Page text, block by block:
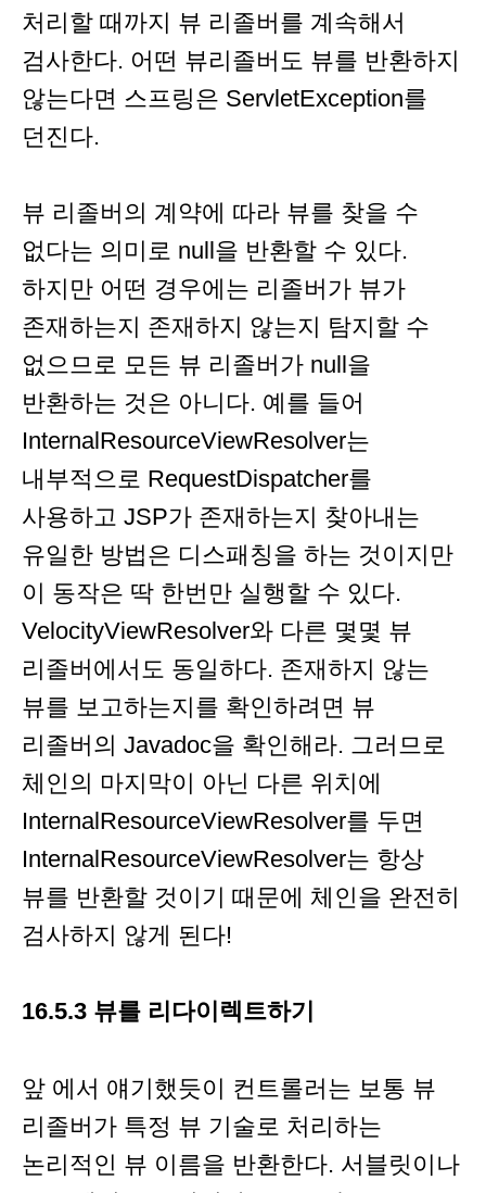
처리할 때까지 뷰 리졸버를 계속해서
검사한다. 어떤 뷰리졸버도 뷰를 반환하지
않는다면 스프링은 ServletException를
던진다.
뷰 리졸버의 계약에 따라 뷰를 찾을 수
없다는 의미로 null을 반환할 수 있다.
하지만 어떤 경우에는 리졸버가 뷰가
존재하는지 존재하지 않는지 탐지할 수
없으므로 모든 뷰 리졸버가 null을
반환하는 것은 아니다. 예를 들어
InternalResourceViewResolver는
내부적으로 RequestDispatcher를
사용하고 JSP가 존재하는지 찾아내는
유일한 방법은 디스패칭을 하는 것이지만
이 동작은 딱 한번만 실행할 수 있다.
VelocityViewResolver와 다른 몇몇 뷰
리졸버에서도 동일하다. 존재하지 않는
뷰를 보고하는지를 확인하려면 뷰
리졸버의 Javadoc을 확인해라. 그러므로
체인의 마지막이 아닌 다른 위치에
InternalResourceViewResolver를 두면
InternalResourceViewResolver는 항상
뷰를 반환할 것이기 때문에 체인을 완전히
검사하지 않게 된다!
16.5.3 뷰를 리다이렉트하기
앞 에서 얘기했듯이 컨트롤러는 보통 뷰
리졸버가 특정 뷰 기술로 처리하는
논리적인 뷰 이름을 반환한다. 서블릿이나